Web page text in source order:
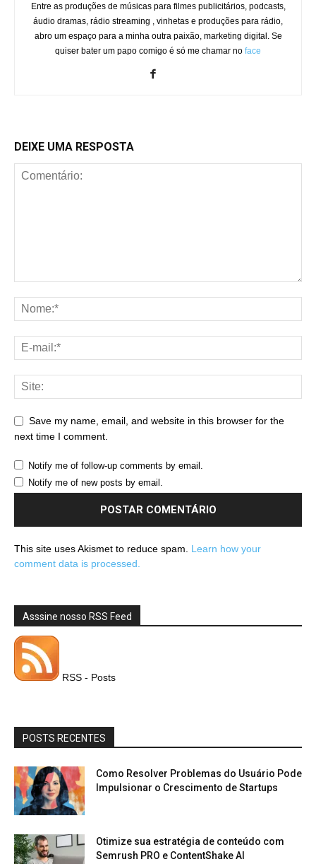
Entre as produções de músicas para filmes publicitários, podcasts,
áudio dramas, rádio streaming , vinhetas e produções para rádio,
abro um espaço para a minha outra paixão, marketing digital. Se
quiser bater um papo comigo é só me chamar no face
DEIXE UMA RESPOSTA
Save my name, email, and website in this browser for the
next time I comment.
Notify me of follow-up comments by email.
Notify me of new posts by email.
This site uses Akismet to reduce spam. Learn how your
comment data is processed.
Asssine nosso RSS Feed
RSS - Posts
POSTS RECENTES
Como Resolver Problemas do Usuário Pode
Impulsionar o Crescimento de Startups
Otimize sua estratégia de conteúdo com
Semrush PRO e ContentShake AI